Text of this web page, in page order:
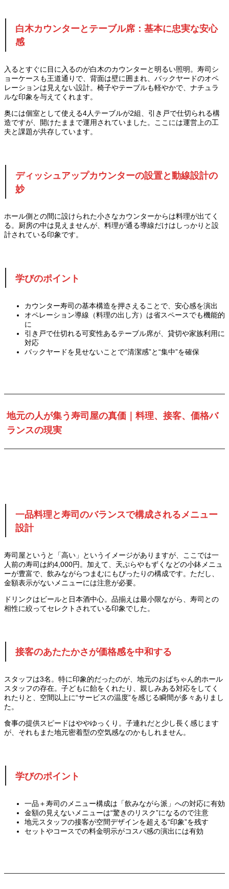
白木カウンターとテーブル席：基本に忠実な安心
感
入るとすぐに目に入るのが白木のカウンターと明るい照明。寿司シ
ョーケースも王道通りで、背面は壁に囲まれ、バックヤードのオペ
レーションは見えない設計。椅子やテーブルも軽やかで、ナチュラ
ルな印象を与えてくれます。
奥には個室として使える4人テーブルが2組、引き戸で仕切られる構
造ですが、開けたままで運用されていました。ここには運営上の工
夫と課題が共存しています。
ディッシュアップカウンターの設置と動線設計の
妙
ホール側との間に設けられた小さなカウンターからは料理が出てく
る。厨房の中は見えませんが、料理が通る導線だけはしっかりと設
計されている印象です。
学びのポイント
カウンター寿司の基本構造を押さえることで、安心感を演出
オペレーション導線（料理の出し方）は省スペースでも機能的
に
引き戸で仕切れる可変性あるテーブル席が、貸切や家族利用に
対応
バックヤードを見せないことで“清潔感”と“集中”を確保
地元の人が集う寿司屋の真価｜料理、接客、価格バ
ランスの現実
一品料理と寿司のバランスで構成されるメニュー
設計
寿司屋というと「高い」というイメージがありますが、ここでは一
人前の寿司は約4,000円。加えて、天ぷらやもずくなどの小鉢メニュ
ーが豊富で、飲みながらつまむにもぴったりの構成です。ただし、
金額表示がないメニューには注意が必要。
ドリンクはビールと日本酒中心。品揃えは最小限ながら、寿司との
相性に絞ってセレクトされている印象でした。
接客のあたたかさが価格感を中和する
スタッフは3名。特に印象的だったのが、地元のおばちゃん的ホール
スタッフの存在。子どもに飴をくれたり、親しみある対応をしてく
れたりと、空間以上に“サービスの温度”を感じる瞬間が多々ありまし
た。
食事の提供スピードはややゆっくり。子連れだと少し長く感じます
が、それもまた地元密着型の空気感なのかもしれません。
学びのポイント
一品＋寿司のメニュー構成は「飲みながら派」への対応に有効
金額の見えないメニューは“驚きのリスク”になるので注意
地元スタッフの接客が空間デザインを超える“印象”を残す
セットやコースでの料金明示がコスパ感の演出には有効